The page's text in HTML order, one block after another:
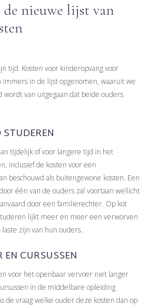
nieuwe lijst van
tijd. Kosten voor kinderopvang voor
in de lijst opgenomen, waaruit we
wordt van uitgegaan dat beide ouders
tijdelijk of voor langere tijd in het
inclusief de kosten voor een
beschouwd als buitengewone kosten. Een
één van de ouders zal voortaan wellicht
door een familierechter. Op kot
lijkt meer en meer een verworven
zijn van hun ouders.
EN CURSUSSEN
voor het openbaar vervoer niet langer
in de middelbare opleiding
de vraag welke ouder deze kosten dan op